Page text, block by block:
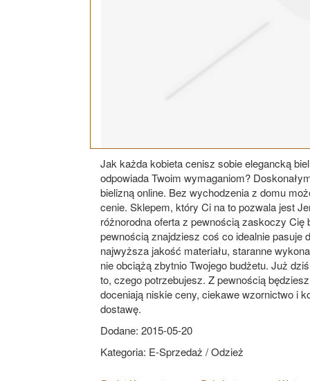
Jak każda kobieta cenisz sobie elegancką
odpowiada Twoim wymaganiom?
bielizną online. Bez wychodzenia z domu
cenie. Sklepem, który Ci na to pozwala jest
różnorodna oferta z pewnością zaskoczy
pewnością znajdziesz coś co idealnie pasuje
najwyższa jakość materiału, staranne
nie obciążą zbytnio Twojego budżetu. Już
to, czego potrzebujesz. Z pewnością
doceniają niskie ceny, ciekawe wzornictwo i
dostawę.
Dodane: 2015-05-20
Kategoria: E-Sprzedaż / Odzież